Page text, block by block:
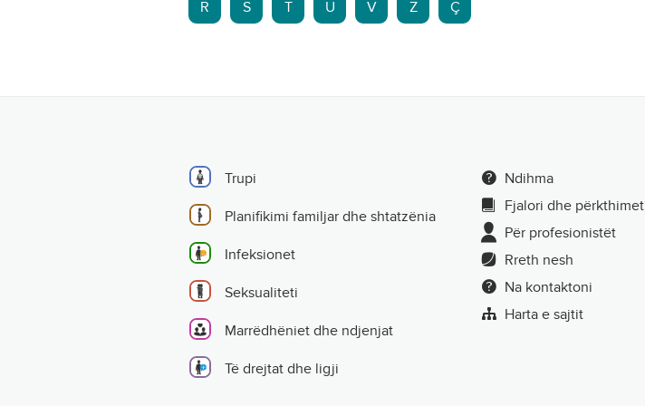
R S T U V Z Ç
Trupi
Planifikimi familjar dhe shtatzënia
Infeksionet
Seksualiteti
Marrëdhëniet dhe ndjenjat
Të drejtat dhe ligji
Ndihma
Fjalori dhe përkthimet
Për profesionistët
Rreth nesh
Na kontaktoni
Harta e sajtit